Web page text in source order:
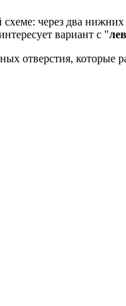
через два
вариант с "
отверстия, которые